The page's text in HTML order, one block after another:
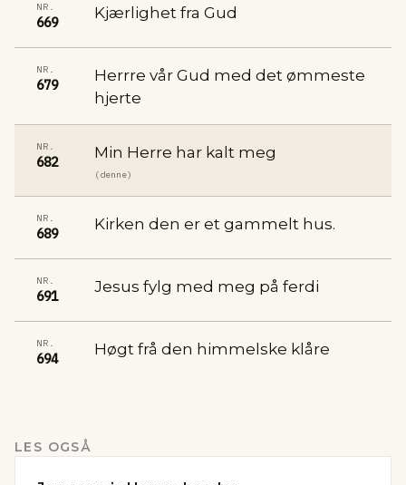
NR.
669
Kjærlighet fra Gud
NR.
679
Herrre vår Gud med det ømmeste
hjerte
NR.
682
Min Herre har kalt meg
(denne)
NR.
689
Kirken den er et gammelt hus.
NR.
691
Jesus fylg med meg på ferdi
NR.
694
Høgt frå den himmelske klåre
LES OGSÅ